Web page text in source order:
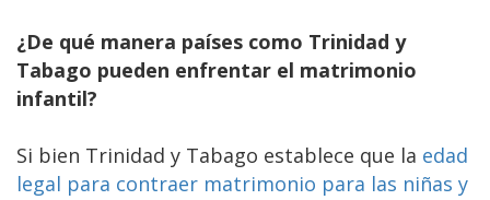
¿De qué manera países como Trinidad y
Tabago pueden enfrentar el matrimonio
infantil?
Si bien Trinidad y Tabago establece que la edad
legal para contraer matrimonio para las niñas y